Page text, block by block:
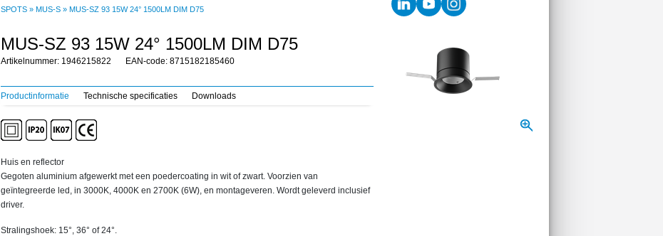
SPOTS » MUS-S » MUS-SZ 93 15W 24° 1500LM DIM D75
MUS-SZ 93 15W 24° 1500LM DIM D75
Artikelnummer: 1946215822 EAN-code: 8715182185460
Productinformatie Technische specificaties Downloads
Huis en reflector
Gegoten aluminium afgewerkt met een poedercoating in wit of zwart. Voorzien van
geïntegreerde led, in 3000K, 4000K en 2700K (6W), en montageveren. Wordt geleverd inclusief
driver.
Stralingshoek: 15°, 36° of 24°.